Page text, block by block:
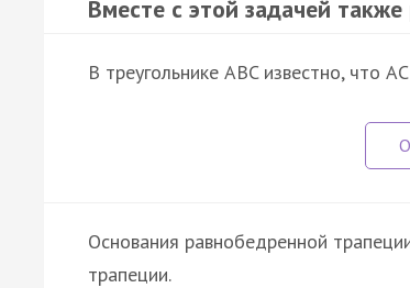
Вместе с этой задачей
В треугольнике ABC известно, что
Основания равнобедренной
трапеции.